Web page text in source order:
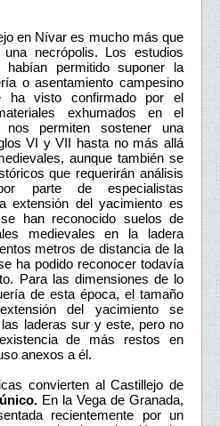
en Nívar es mucho más que
necrópolis. Los estudios
habían permitido suponer la
o asentamiento campesino
visto confirmado por el
exhumados en el
nos permiten sostener una
VI y VII hasta no más allá
aunque también se
que requerirán análisis
parte de especialistas
extensión del yacimiento es
han reconocido suelos de
medievales en la ladera
metros de distancia de la
ha podido reconocer todavía
Para las dimensiones de lo
de esta época, el tamaño
del yacimiento se
laderas sur y este, pero no
de más restos en
anexos a él.
convierten al Castillejo de
único. En la Vega de Granada,
recientemente por un